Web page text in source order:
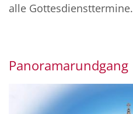
alle Gottesdiensttermine.
Panoramarundgang